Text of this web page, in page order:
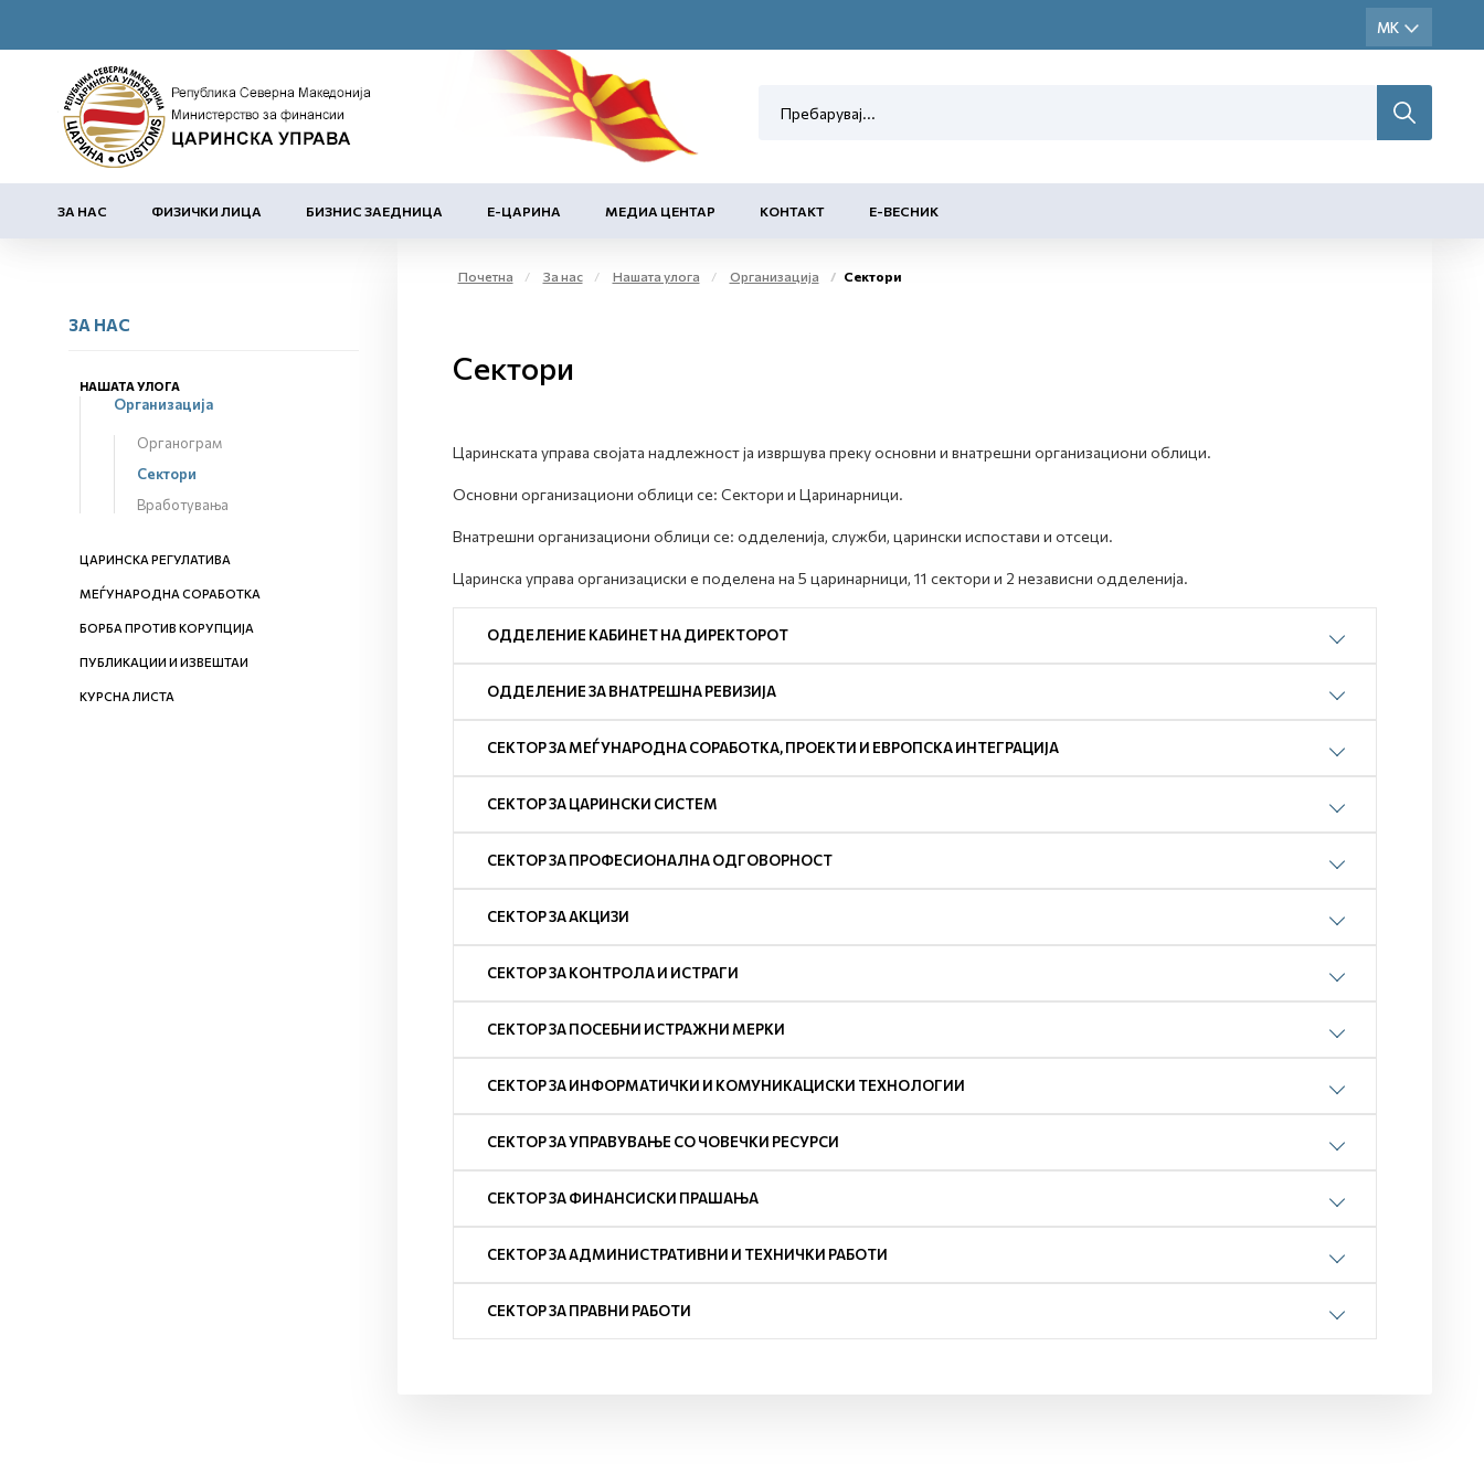
ЗА НАС ФИЗИЧКИ ЛИЦА БИЗНИС ЗАЕДНИЦА Е-ЦАРИНА МЕДИА ЦЕНТАР КОНТАКТ Е-ВЕСНИК
ЗА НАС
НАШАТА УЛОГА
Организација
Органограм
Сектори
Вработувања
ЦАРИНСКА РЕГУЛАТИВА
МЕЃУНАРОДНА СОРАБОТКА
БОРБА ПРОТИВ КОРУПЦИЈА
ПУБЛИКАЦИИ И ИЗВЕШТАИ
КУРСНА ЛИСТА
Почетна За нас Нашата улога Организација Сектори
Сектори
Царинската управа својата надлежност ја извршува преку основни и внатрешни организациони облици.
Основни организациони облици се: Сектори и Царинарници.
Внатрешни организациони облици се: одделенија, служби, царински испостави и отсеци.
Царинска управа организациски е поделена на 5 царинарници, 11 сектори и 2 независни одделенија.
ОДДЕЛЕНИЕ КАБИНЕТ НА ДИРЕКТОРОТ
ОДДЕЛЕНИЕ ЗА ВНАТРЕШНА РЕВИЗИЈА
СЕКТОР ЗА МЕЃУНАРОДНА СОРАБОТКА, ПРОЕКТИ И ЕВРОПСКА ИНТЕГРАЦИЈА
СЕКТОР ЗА ЦАРИНСКИ СИСТЕМ
СЕКТОР ЗА ПРОФЕСИОНАЛНА ОДГОВОРНОСТ
СЕКТОР ЗА АКЦИЗИ
СЕКТОР ЗА КОНТРОЛА И ИСТРАГИ
СЕКТОР ЗА ПОСЕБНИ ИСТРАЖНИ МЕРКИ
СЕКТОР ЗА ИНФОРМАТИЧКИ И КОМУНИКАЦИСКИ ТЕХНОЛОГИИ
СЕКТОР ЗА УПРАВУВАЊЕ СО ЧОВЕЧКИ РЕСУРСИ
СЕКТОР ЗА ФИНАНСИСКИ ПРАШАЊА
СЕКТОР ЗА АДМИНИСТРАТИВНИ И ТЕХНИЧКИ РАБОТИ
СЕКТОР ЗА ПРАВНИ РАБОТИ